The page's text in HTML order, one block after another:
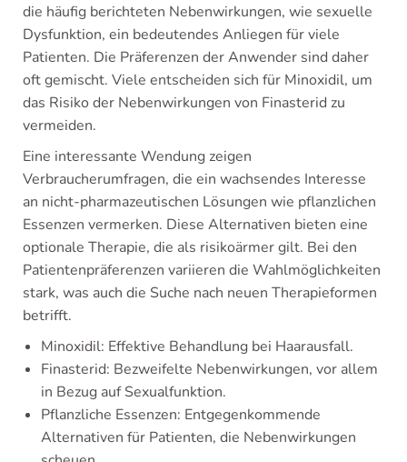
die häufig berichteten Nebenwirkungen, wie sexuelle
Dysfunktion, ein bedeutendes Anliegen für viele
Patienten. Die Präferenzen der Anwender sind daher
oft gemischt. Viele entscheiden sich für Minoxidil, um
das Risiko der Nebenwirkungen von Finasterid zu
vermeiden.
Eine interessante Wendung zeigen
Verbraucherumfragen, die ein wachsendes Interesse
an nicht-pharmazeutischen Lösungen wie pflanzlichen
Essenzen vermerken. Diese Alternativen bieten eine
optionale Therapie, die als risikoärmer gilt. Bei den
Patientenpräferenzen variieren die Wahlmöglichkeiten
stark, was auch die Suche nach neuen Therapieformen
betrifft.
Minoxidil: Effektive Behandlung bei Haarausfall.
Finasterid: Bezweifelte Nebenwirkungen, vor allem
in Bezug auf Sexualfunktion.
Pflanzliche Essenzen: Entgegenkommende
Alternativen für Patienten, die Nebenwirkungen